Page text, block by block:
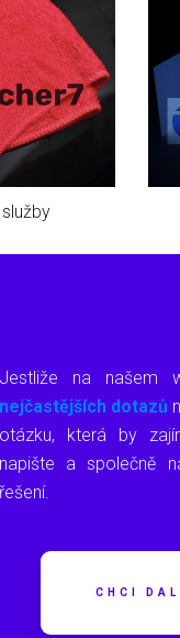
na našem
dotazů
která by
a společně
CHCI